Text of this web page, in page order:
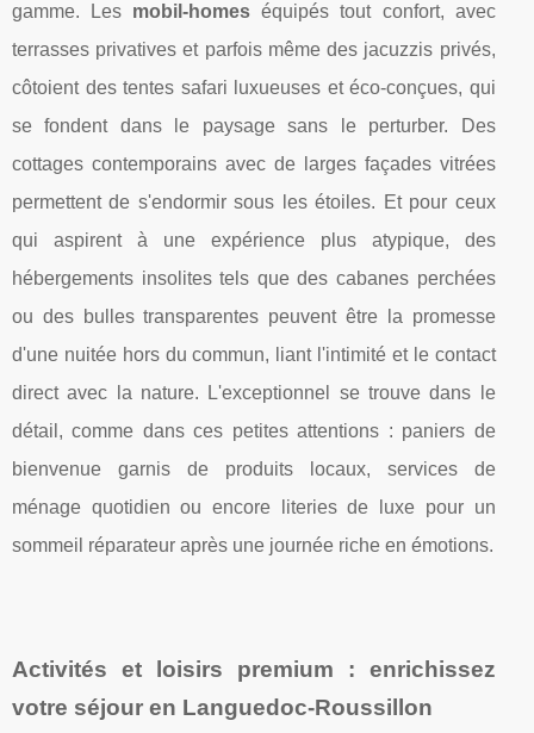
gamme. Les mobil-homes équipés tout confort, avec
terrasses privatives et parfois même des jacuzzis privés,
côtoient des tentes safari luxueuses et éco-conçues, qui
se fondent dans le paysage sans le perturber. Des
cottages contemporains avec de larges façades vitrées
permettent de s'endormir sous les étoiles. Et pour ceux
qui aspirent à une expérience plus atypique, des
hébergements insolites tels que des cabanes perchées
ou des bulles transparentes peuvent être la promesse
d'une nuitée hors du commun, liant l'intimité et le contact
direct avec la nature. L'exceptionnel se trouve dans le
détail, comme dans ces petites attentions : paniers de
bienvenue garnis de produits locaux, services de
ménage quotidien ou encore literies de luxe pour un
sommeil réparateur après une journée riche en émotions.
Activités et loisirs premium : enrichissez
votre séjour en Languedoc-Roussillon